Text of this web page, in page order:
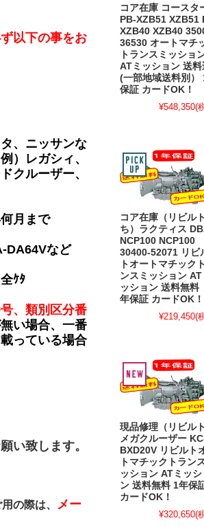
コア在庫 コースタ
PB-XZB51 XZB51
XZB40 XZB40
36530 オートマチ
トランスミッショ
ATミッション 送料
(一部地域送料別）
保証 カードOK！
¥548,350(
コア在庫（リビル
ち）ラクティス
NCP100 NCP100
30400-52071 リビ
トオートマチック
ンスミッション AT
ッション 送料無料
年保証 カードOK！
¥219,450(
現品修理（リビルト
メガクルーザー
BXD20V リビルト
トマチックトラン
ッション ATミッシ
ン 送料無料 1年保
カードOK！
¥320,650(
以下の事をお
タ、ニッサンな
）レガシィ、
クルーザー、
月まで
DA64Vなど
全ｹﾀ
、類別区分番
い場合、一番
っている場合
い致します。
の際は、 メー